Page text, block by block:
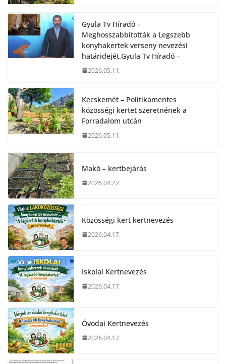
Gyula Tv Híradó –
Meghosszabbították a Legszebb
konyhakertek verseny nevezési
határidejét.Gyula Tv Híradó –
2026.05.11.
Kecskemét – Politikamentes
közösségi kertet szeretnének a
Forradalom utcán
2026.05.11.
Makó – kertbejárás
2026.04.22.
Közösségi kert kertnevezés
2026.04.17.
Iskolai Kertnevezés
2026.04.17.
Óvodai Kertnevezés
2026.04.17.